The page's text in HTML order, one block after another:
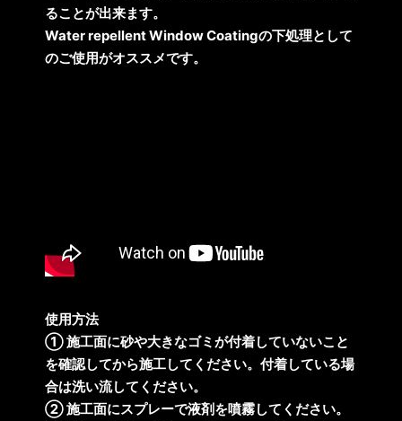
ることが出来ます。
Water repellent Window Coatingの下処理として
のご使用がオススメです。
使用方法
① 施工面に砂や大きなゴミが付着していないこと
を確認してから施工してください。付着している場
合は洗い流してください。
② 施工面にスプレーで液剤を噴霧してください。